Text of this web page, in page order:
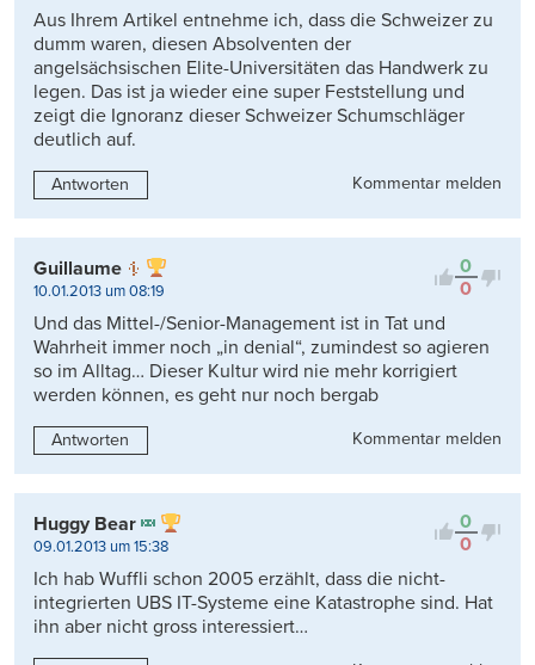
Aus Ihrem Artikel entnehme ich, dass die Schweizer zu
dumm waren, diesen Absolventen der
angelsächsischen Elite-Universitäten das Handwerk zu
legen. Das ist ja wieder eine super Feststellung und
zeigt die Ignoranz dieser Schweizer Schumschläger
deutlich auf.
Antworten Kommentar melden
0
0
Guillaume
10.01.2013 um 08:19
Und das Mittel-/Senior-Management ist in Tat und
Wahrheit immer noch „in denial“, zumindest so agieren
so im Alltag… Dieser Kultur wird nie mehr korrigiert
werden können, es geht nur noch bergab
Antworten Kommentar melden
0
0
Huggy Bear
09.01.2013 um 15:38
Ich hab Wuffli schon 2005 erzählt, dass die nicht-
integrierten UBS IT-Systeme eine Katastrophe sind. Hat
ihn aber nicht gross interessiert…